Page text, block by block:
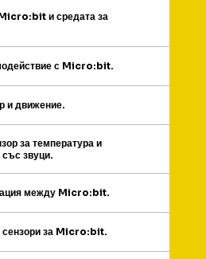
и средата за
с Micro:bit.
и движение.
за температура и
звуци.
между Micro:bit.
за Micro:bit.